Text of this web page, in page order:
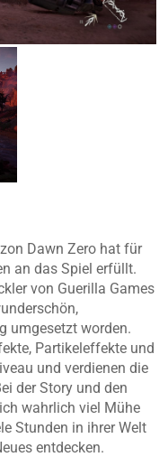
Dawn Zero hat für
an das Spiel erfüllt.
von Guerilla Games
umgesetzt worden.
Partikeleffekte und
und verdienen die
der Story und den
wahrlich viel Mühe
Stunden in ihrer Welt
entdecken.